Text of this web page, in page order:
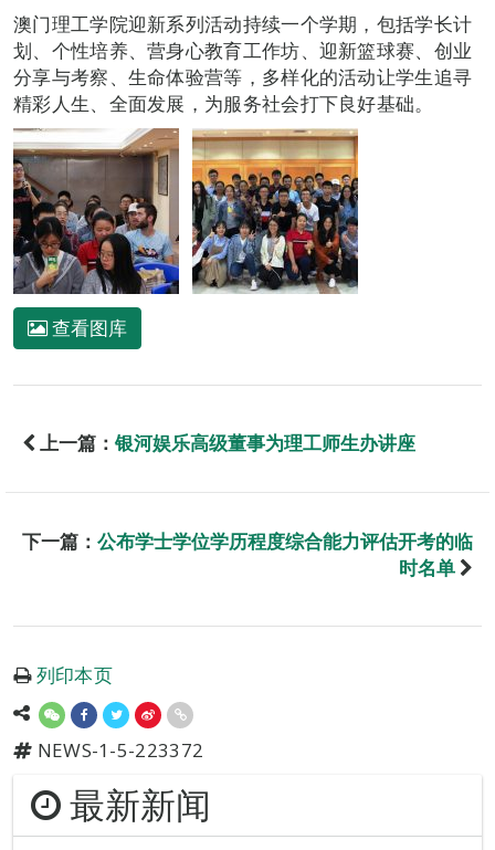
澳门理工学院迎新系列活动持续一个学期，包括学长计
划、个性培养、营身心教育工作坊、迎新篮球赛、创业
分享与考察、生命体验营等，多样化的活动让学生追寻
精彩人生、全面发展，为服务社会打下良好基础。
查看图库
上一篇： 银河娱乐高级董事为理工师生办讲座
下一篇： 公布学士学位学历程度综合能力评估开考的临
时名单
列印本页
NEWS-1-5-223372
最新新闻